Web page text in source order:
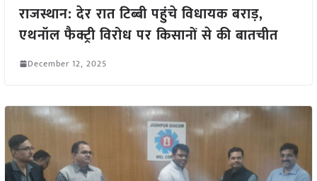
राजस्थान: देर रात टिब्बी पहुंचे विधायक बराड़,
एथनॉल फैक्ट्री विरोध पर किसानों से की बातचीत
December 12, 2025